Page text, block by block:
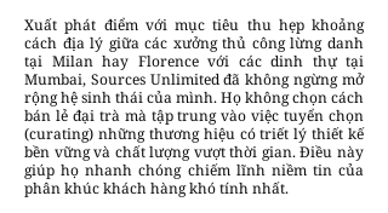
Xuất phát điểm với mục tiêu thu hẹp khoảng
cách địa lý giữa các xưởng thủ công lừng danh
tại Milan hay Florence với các dinh thự tại
Mumbai, Sources Unlimited đã không ngừng mở
rộng hệ sinh thái của mình. Họ không chọn cách
bán lẻ đại trà mà tập trung vào việc tuyển chọn
(curating) những thương hiệu có triết lý thiết kế
bền vững và chất lượng vượt thời gian. Điều này
giúp họ nhanh chóng chiếm lĩnh niềm tin của
phân khúc khách hàng khó tính nhất.